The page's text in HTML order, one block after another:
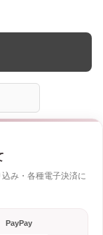
み・各種電子決済に
PayPay